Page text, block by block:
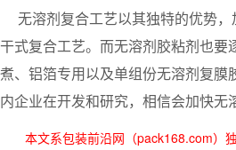
无溶剂复合工艺以其独特的优势，
干式复合工艺。而无溶剂胶粘剂也
煮、铝箔专用以及单组份无溶剂复膜
内企业在开发和研究，相信会加快
本文系包装前沿网（pack168.com）